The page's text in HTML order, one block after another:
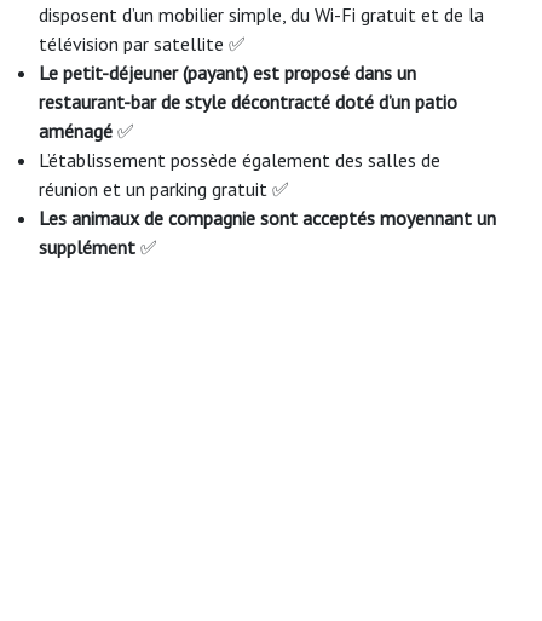
disposent d’un mobilier simple, du Wi-Fi gratuit et de la
télévision par satellite ✅
Le petit-déjeuner (payant) est proposé dans un
restaurant-bar de style décontracté doté d’un patio
aménagé ✅
L’établissement possède également des salles de
réunion et un parking gratuit ✅
Les animaux de compagnie sont acceptés moyennant un
supplément ✅